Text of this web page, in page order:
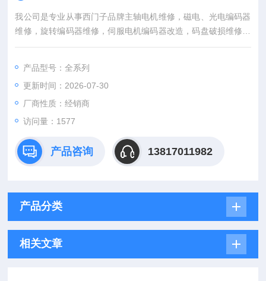
我公司是专业从事西门子品牌主轴电机维修，磁电、光电编码器
维修，旋转编码器维修，伺服电机编码器改造，码盘破损维修，
磁铁脱落，轴断裂维修，电流大烧线圈维修等工控一体化技术解
产品型号：全系列
更新时间：2026-07-30
厂商性质：经销商
访问量：1577
产品咨询 13817011982
产品分类
相关文章